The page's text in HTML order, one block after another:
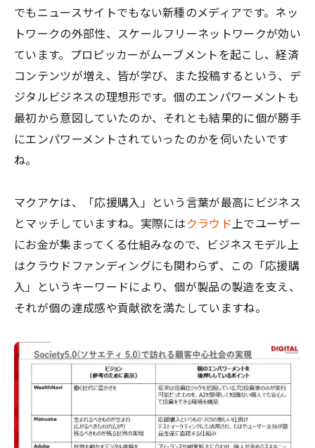
でもニュースサイトでもない新種のメディアです。ネッ
トワークの外部性、スケールフリーネットワークが効い
ています。プロピッカーがムーブメントを起こし、経済
コンテンツが増え、皆が学び、また投稿するという、デ
ジタルビジネスの理想形です。個のエンパワーメントも
最初から意図していたのか、それとも結果的に個が勝手
にエンパワーメントされていったのかを伺いたいです
ね。
マクアケは、「応援購入」という言葉が最高にビジネス
とマッチしていますね。実際にはクラウド上でユーザー
にお金が集まってくる仕組みなので、ビジネスモデル上
はクラウドファンディングにも関わらず、この「応援購
入」というキーワードにより、個が製品の製造を支え、
それが個の達成感や貢献欲を満たしていますね。